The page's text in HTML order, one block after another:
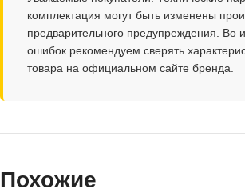
комплектация могут быть изменены
предварительного предупреждения. Во
ошибок рекомендуем сверять
товара на официальном сайте бренда.
Похожие